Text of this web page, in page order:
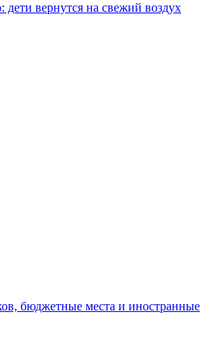
вернутся на свежий воздух
бюджетные места и иностранные